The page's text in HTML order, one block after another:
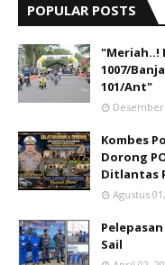
POPULAR POSTS
"Meriah..!
1007/
101/Ant"
Desember
Kombes
Dorong
Ditlantas
Agustus
Sail